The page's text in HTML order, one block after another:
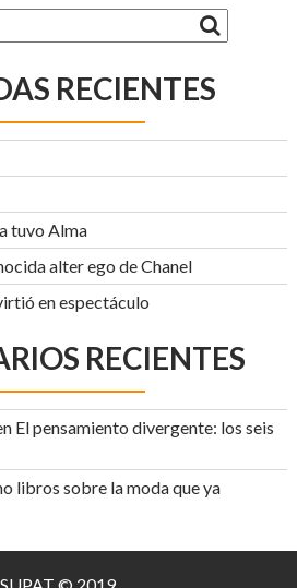
RECIENTES
tuvo Alma
alter ego de Chanel
en espectáculo
RECIENTES
El pensamiento divergente: los seis
libros sobre la moda que ya